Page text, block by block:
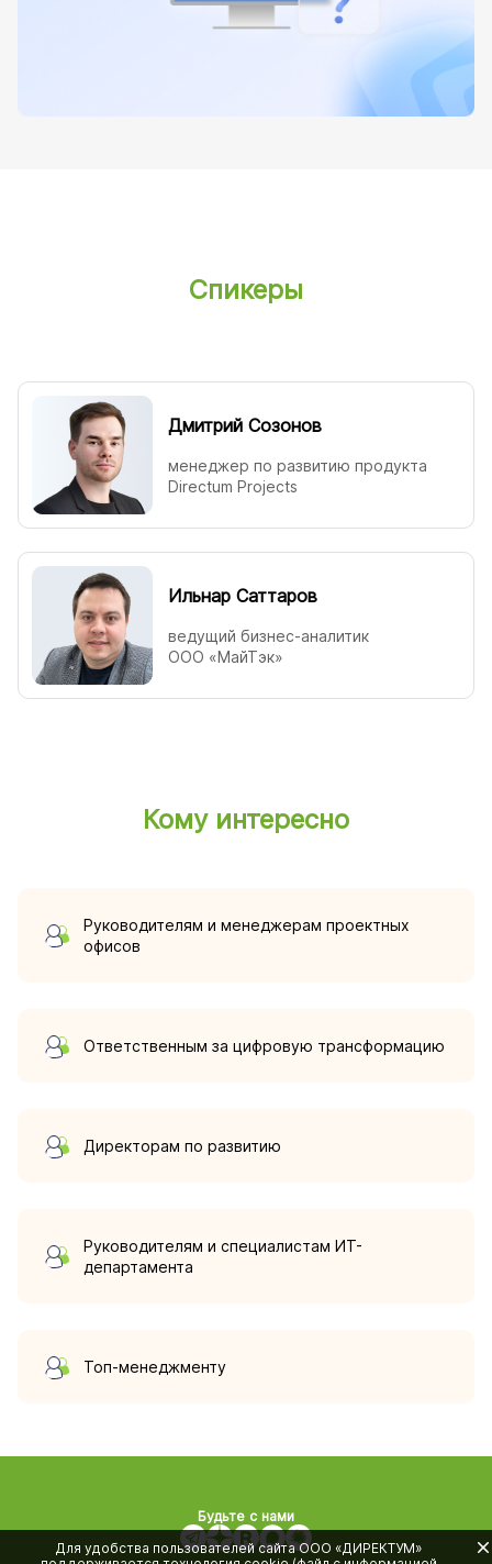
Спикеры
Дмитрий Созонов
менеджер по развитию продукта
Directum Projects
Ильнар Саттаров
ведущий бизнес-аналитик
ООО «МайТэк»
Кому интересно
Руководителям и менеджерам проектных
офисов
Ответственным за цифровую трансформацию
Директорам по развитию
Руководителям и специалистам ИТ-
департамента
Топ-менеджменту
Будьте с нами
Для удобства пользователей сайтаООО «ДИРЕКТУМ»